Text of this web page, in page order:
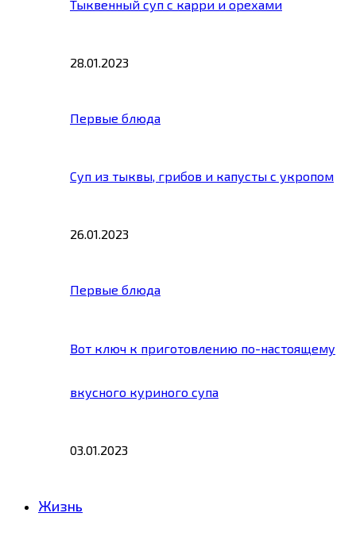
Тыквенный суп с карри и орехами
28.01.2023
Первые блюда
Суп из тыквы, грибов и капусты с укропом
26.01.2023
Первые блюда
Вот ключ к приготовлению по-настоящему
вкусного куриного супа
03.01.2023
Жизнь